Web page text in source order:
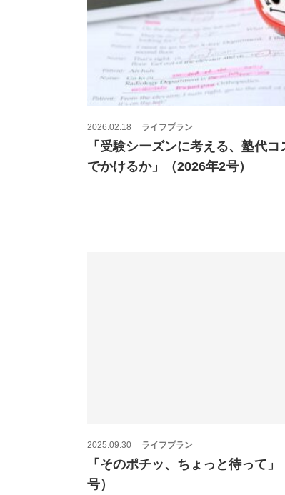
2026.02.18 ライフプラン
「受験シーズンに考える、塾代コ
でかけるか」（2026年2号）
2025.09.30 ライフプラン
「そのポチッ、ちょっと待って
号）